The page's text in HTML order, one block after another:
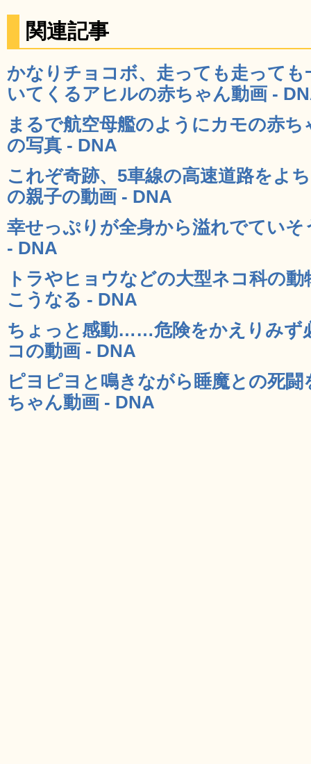
関連記事
かなりチョコボ、走っても走って
いてくるアヒルの赤ちゃん動画 -
まるで航空母艦のようにカモの赤
の写真 - DNA
これぞ奇跡、5車線の高速道路をよ
の親子の動画 - DNA
幸せっぷりが全身から溢れでていそ
- DNA
トラやヒョウなどの大型ネコ科の
こうなる - DNA
ちょっと感動……危険をかえりみず
コの動画 - DNA
ピヨピヨと鳴きながら睡魔との死
ちゃん動画 - DNA